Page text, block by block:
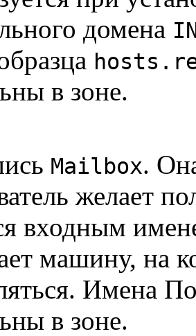
домена
в зоне.
Mailbox.
желает
входным
машину, на
Имена
в зоне.